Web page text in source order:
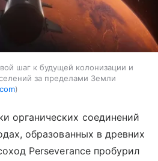
шаг к будущей колонизации и
за пределами Земли
органических соединений
образованных в древних
Perseverance пробурил